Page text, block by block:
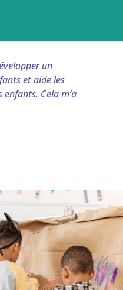
un
et aide les
Cela m’a